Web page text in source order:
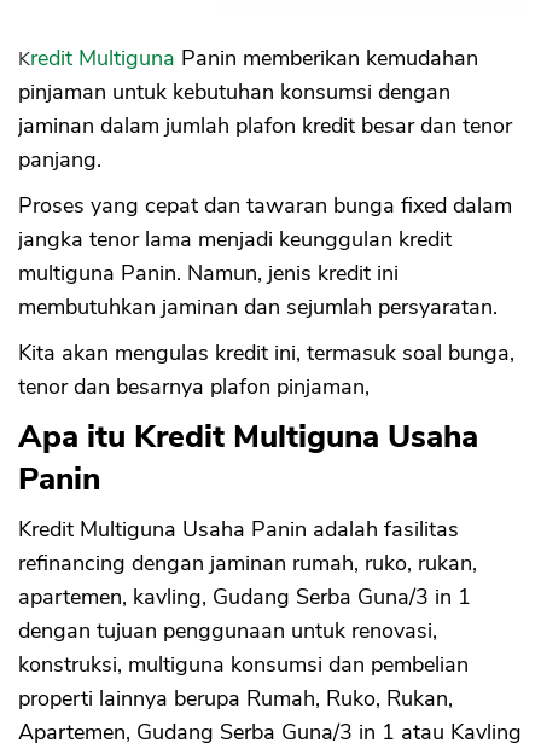
Kredit Multiguna Panin memberikan kemudahan
pinjaman untuk kebutuhan konsumsi dengan
jaminan dalam jumlah plafon kredit besar dan tenor
panjang.
Proses yang cepat dan tawaran bunga fixed dalam
jangka tenor lama menjadi keunggulan kredit
multiguna Panin. Namun, jenis kredit ini
membutuhkan jaminan dan sejumlah persyaratan.
Kita akan mengulas kredit ini, termasuk soal bunga,
tenor dan besarnya plafon pinjaman,
Apa itu Kredit Multiguna Usaha
Panin
Kredit Multiguna Usaha Panin adalah fasilitas
refinancing dengan jaminan rumah, ruko, rukan,
apartemen, kavling, Gudang Serba Guna/3 in 1
dengan tujuan penggunaan untuk renovasi,
konstruksi, multiguna konsumsi dan pembelian
properti lainnya berupa Rumah, Ruko, Rukan,
Apartemen, Gudang Serba Guna/3 in 1 atau Kavling